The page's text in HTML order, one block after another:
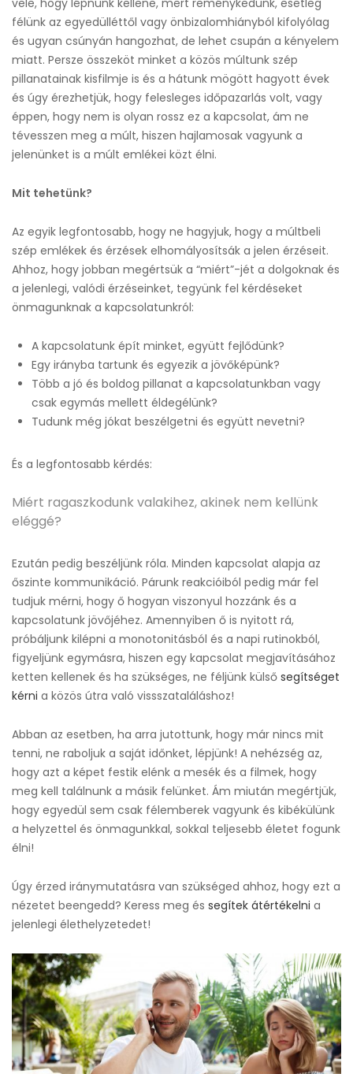
félünk az egyedülléttől vagy önbizalomhiányból kifolyólag
és ugyan csúnyán hangozhat, de lehet csupán a kényelem
miatt. Persze összeköt minket a közös múltunk szép
pillanatainak kisfilmje is és a hátunk mögött hagyott évek
és úgy érezhetjük, hogy felesleges időpazarlás volt, vagy
éppen, hogy nem is olyan rossz ez a kapcsolat, ám ne
tévesszen meg a múlt, hiszen hajlamosak vagyunk a
jelenünket is a múlt emlékei közt élni.
Mit tehetünk?
Az egyik legfontosabb, hogy ne hagyjuk, hogy a múltbeli
szép emlékek és érzések elhomályosítsák a jelen érzéseit.
Ahhoz, hogy jobban megértsük a “miért”-jét a dolgoknak és
a jelenlegi, valódi érzéseinket, tegyünk fel kérdéseket
önmagunknak a kapcsolatunkról:
A kapcsolatunk épít minket, együtt fejlődünk?
Egy irányba tartunk és egyezik a jövőképünk?
Több a jó és boldog pillanat a kapcsolatunkban vagy
csak egymás mellett éldegélünk?
Tudunk még jókat beszélgetni és együtt nevetni?
És a legfontosabb kérdés:
Miért ragaszkodunk valakihez, akinek nem kellünk
eléggé?
Ezután pedig beszéljünk róla. Minden kapcsolat alapja az
őszinte kommunikáció. Párunk reakcióiból pedig már fel
tudjuk mérni, hogy ő hogyan viszonyul hozzánk és a
kapcsolatunk jövőjéhez. Amennyiben ő is nyitott rá,
próbáljunk kilépni a monotonitásból és a napi rutinokból,
figyeljünk egymásra, hiszen egy kapcsolat megjavításához
ketten kellenek és ha szükséges, ne féljünk külső segítséget
kérni a közös útra való vissszataláláshoz!
Abban az esetben, ha arra jutottunk, hogy már nincs mit
tenni, ne raboljuk a saját időnket, lépjünk! A nehézség az,
hogy azt a képet festik elénk a mesék és a filmek, hogy
meg kell találnunk a másik felünket. Ám miután megértjük,
hogy egyedül sem csak félemberek vagyunk és kibékülünk
a helyzettel és önmagunkkal, sokkal teljesebb életet fogunk
élni!
Úgy érzed iránymutatásra van szükséged ahhoz, hogy ezt a
nézetet beengedd? Keress meg és segítek átértékelni a
jelenlegi élethelyzetedet!